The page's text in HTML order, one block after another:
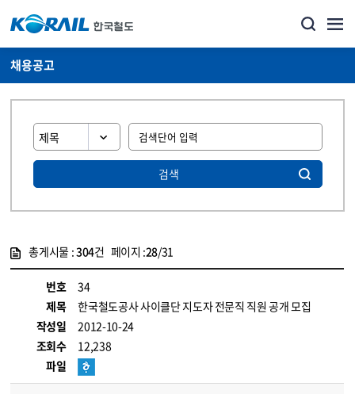
채용공고
검색
총게시물 :304건 페이지 :28/31
번호
34
제목
한국철도공사 사이클단 지도자 전문직 직원 공개 모집
작성일
2012-10-24
조회수
12,238
파일